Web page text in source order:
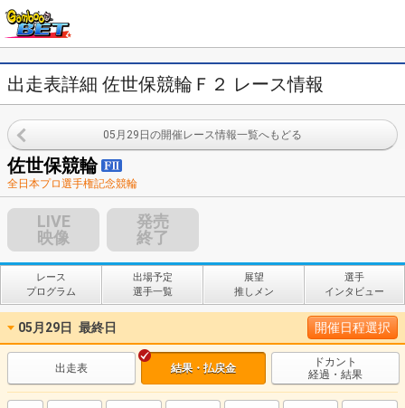
出走表詳細 佐世保競輪Ｆ２ レース情報
05月29日の開催レース情報一覧へもどる
佐世保競輪
全日本プロ選手権記念競輪
LIVE
映像
発売
終了
レース
プログラム
出場予定
選手一覧
展望
推しメン
選手
インタビュー
05月29日 最終日 開催日程選択
出走表 結果・払戻金
ドカント
経過・結果